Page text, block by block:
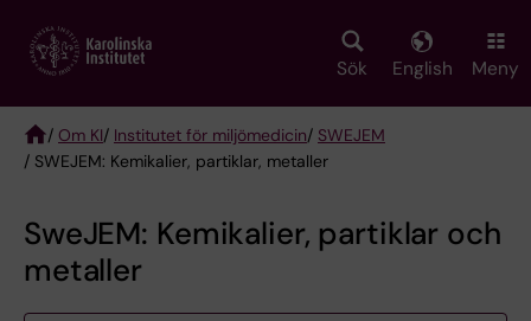
main
Sök English Meny
Breadcrumb
/ Om KI/ Institutet för miljömedicin/ SWEJEM
/ SWEJEM: Kemikalier, partiklar, metaller
SweJEM: Kemikalier, partiklar och
metaller